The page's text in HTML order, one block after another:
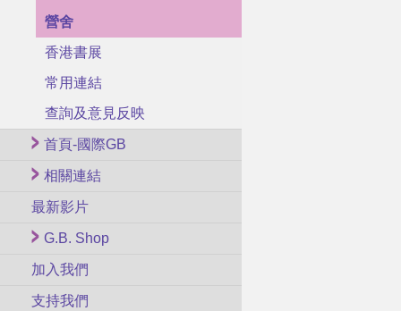
營舍
香港書展
常用連結
查詢及意見反映
首頁-國際GB
相關連結
最新影片
G.B. Shop
加入我們
支持我們